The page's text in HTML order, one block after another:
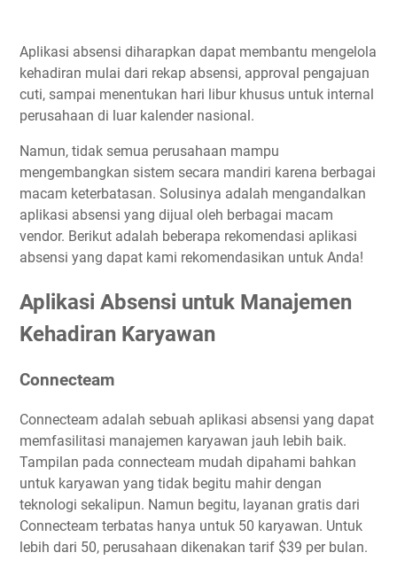
Aplikasi absensi diharapkan dapat membantu mengelola
kehadiran mulai dari rekap absensi, approval pengajuan
cuti, sampai menentukan hari libur khusus untuk internal
perusahaan di luar kalender nasional.
Namun, tidak semua perusahaan mampu
mengembangkan sistem secara mandiri karena berbagai
macam keterbatasan. Solusinya adalah mengandalkan
aplikasi absensi yang dijual oleh berbagai macam
vendor. Berikut adalah beberapa rekomendasi aplikasi
absensi yang dapat kami rekomendasikan untuk Anda!
Aplikasi Absensi untuk Manajemen
Kehadiran Karyawan
Connecteam
Connecteam adalah sebuah aplikasi absensi yang dapat
memfasilitasi manajemen karyawan jauh lebih baik.
Tampilan pada connecteam mudah dipahami bahkan
untuk karyawan yang tidak begitu mahir dengan
teknologi sekalipun. Namun begitu, layanan gratis dari
Connecteam terbatas hanya untuk 50 karyawan. Untuk
lebih dari 50, perusahaan dikenakan tarif $39 per bulan.